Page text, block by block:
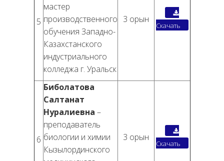
5
мастер
производственного
обучения Западно-
Казахстанского
индустриального
колледжа г. Уральск
3 орын
Скачать
6
Биболатова
Салтанат
Нуралиевна –
преподаватель
биологии и химии
Кызылординского
3 орын
Скачать